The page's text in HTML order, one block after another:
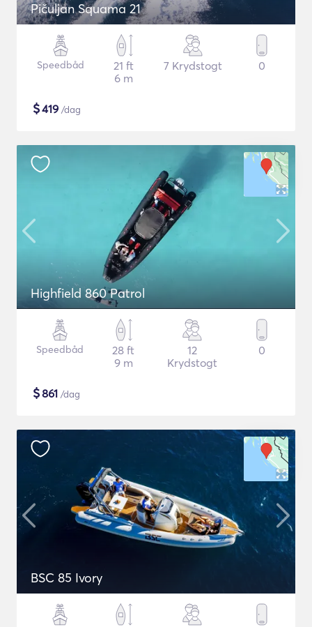
Pičuljan Squama 21
Speedbåd
21 ft
6 m
7 Krydstogt 0
$419 /dag
Highfield 860 Patrol
Speedbåd
28 ft
9 m
12
Krydstogt
0
$861 /dag
BSC 85 Ivory